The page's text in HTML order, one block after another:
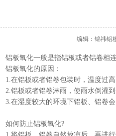
编辑：锦祎铝
铝板氧化一般是指铝板或者铝卷相
铝板氧化的原因：
1.在铝板或者铝卷包装时，温度过
2.铝板或者铝卷淋雨，使雨水倒灌
3.在湿度较大的环境下铝板、铝卷会
如何防止铝板氧化?